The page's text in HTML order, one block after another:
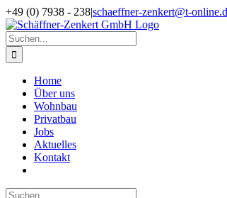
Zum
Inhalt
springen
Facebook
X
Instagram
Pinterest
+49 (0) 7938 - 238|schaeffner-zenkert@t-
Suche
nach:
Home
Über uns
Wohnbau
Privatbau
Jobs
Aktuelles
Kontakt
Suche